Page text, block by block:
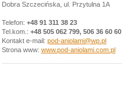
Dobra Szczecińska, ul. Przytulna 1A
Telefon: +48 91 311 38 23
Tel.kom.: +48 505 062 799, 506 36 60 60
Kontakt e-mail: pod-aniolami@wp.pl
Strona www: www.pod-aniolami.com.pl